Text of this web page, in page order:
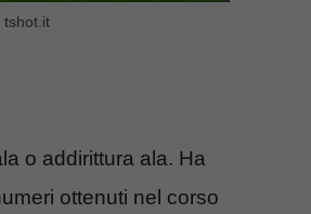
tshot.it
o addirittura ala. Ha
ottenuti nel corso